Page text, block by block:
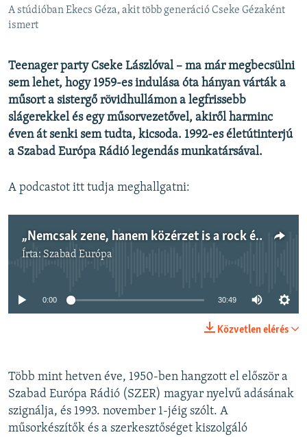
A MÚLT TANULSÁGAI
Valamennyi RFE/RL weboldal
A stúdióban Ekecs Géza, akit több generáció Cseke Gézaként
ismert
Teenager party Cseke Lászlóval – ma már megbecsülni
sem lehet, hogy 1959-es indulása óta hányan várták a
műsort a sistergő rövidhullámon a legfrissebb
slágerekkel és egy műsorvezetővel, akiről harminc
éven át senki sem tudta, kicsoda. 1992-es életútinterjú
a Szabad Európa Rádió legendás munkatársával.
A podcastot itt tudja meghallgatni:
„Nemcsak zene, hanem közérzet is a rock és a beat” – archív interjú Ekecs Gézával
Írta: Szabad Európa
Jelenleg nincs elérhető tartalom
0:00 30:49
Közvetlen elérés
Több mint hetven éve, 1950-ben hangzott el először a
Szabad Európa Rádió (SZER) magyar nyelvű adásának
szignálja, és 1993. november 1-jéig szólt. A
műsorkészítők és a szerkesztőséget kiszolgáló